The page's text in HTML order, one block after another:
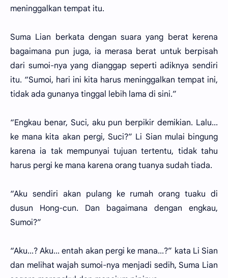
meninggalkan tempat itu.
Suma Lian berkata dengan suara yang berat kerena
bagaimana pun juga, ia merasa berat untuk berpisah
dari sumoi-nya yang dianggap seperti adiknya sendiri
itu. “Sumoi, hari ini kita harus meninggalkan tempat ini,
tidak ada gunanya tinggal lebih lama di sini.”
“Engkau benar, Suci, aku pun berpikir demikian. Lalu...
ke mana kita akan pergi, Suci?” Li Sian mulai bingung
karena ia tak mempunyai tujuan tertentu, tidak tahu
harus pergi ke mana karena orang tuanya sudah tiada.
“Aku sendiri akan pulang ke rumah orang tuaku di
dusun Hong-cun. Dan bagaimana dengan engkau,
Sumoi?”
“Aku...? Aku... entah akan pergi ke mana...?” kata Li Sian
dan melihat wajah sumoi-nya menjadi sedih, Suma Lian